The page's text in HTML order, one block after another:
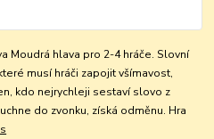
Moudrá hlava pro 2-4 hráče. Slovní
musí hráči zapojit všímavost,
kdo nejrychleji sestaví slovo z
do zvonku, získá odměnu. Hra